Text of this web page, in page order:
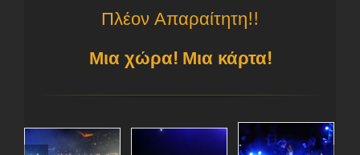
Πλέον Απαραίτητη!!
Μια χώρα! Μια κάρτα!